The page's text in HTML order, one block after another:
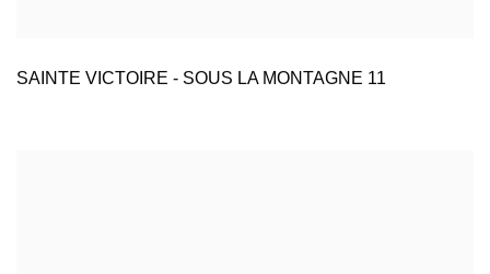
SAINTE VICTOIRE - SOUS LA MONTAGNE 11